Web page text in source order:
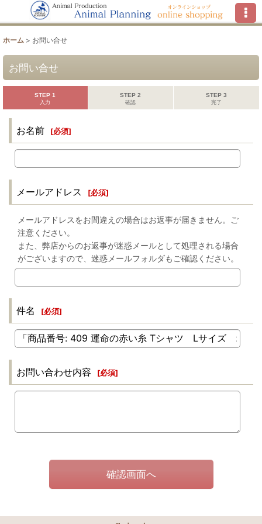
ホーム > お問い合せ
お問い合せ
STEP 1
入力
STEP 2
確認
STEP 3
完了
お名前 [必須]
メールアドレス [必須]
メールアドレスをお間違えの場合はお返事が届きません。ご
注意ください。
また、弊店からのお返事が迷惑メールとして処理される場合
がございますので、迷惑メールフォルダもご確認ください。
件名 [必須]
お問い合わせ内容 [必須]
確認画面へ